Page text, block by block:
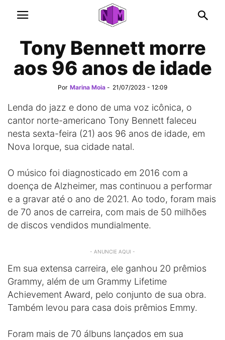
Tony Bennett morre
aos 96 anos de idade
Por Marina Moia - 21/07/2023 - 12:09
Lenda do jazz e dono de uma voz icônica, o
cantor norte-americano Tony Bennett faleceu
nesta sexta-feira (21) aos 96 anos de idade, em
Nova Iorque, sua cidade natal.
O músico foi diagnosticado em 2016 com a
doença de Alzheimer, mas continuou a performar
e a gravar até o ano de 2021. Ao todo, foram mais
de 70 anos de carreira, com mais de 50 milhões
de discos vendidos mundialmente.
- ANUNCIE AQUI -
Em sua extensa carreira, ele ganhou 20 prêmios
Grammy, além de um Grammy Lifetime
Achievement Award, pelo conjunto de sua obra.
Também levou para casa dois prêmios Emmy.
Foram mais de 70 álbuns lançados em sua